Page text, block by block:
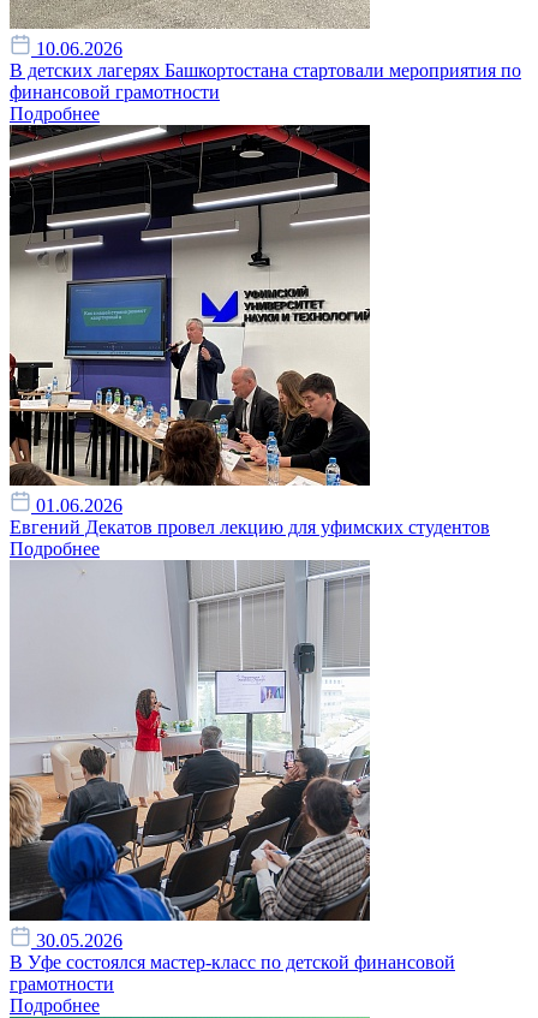
10.06.2026
В детских лагерях Башкортостана стартовали мероприятия по
финансовой грамотности
Подробнее
01.06.2026
Евгений Декатов провел лекцию для уфимских студентов
Подробнее
30.05.2026
В Уфе состоялся мастер-класс по детской финансовой
грамотности
Подробнее